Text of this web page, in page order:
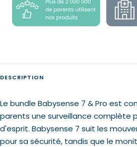
DESCRIPTION
Le bundle Babysense 7 & Pro est
parents une surveillance complète
d'esprit. Babysense 7 suit les
pour sa sécurité, tandis que le